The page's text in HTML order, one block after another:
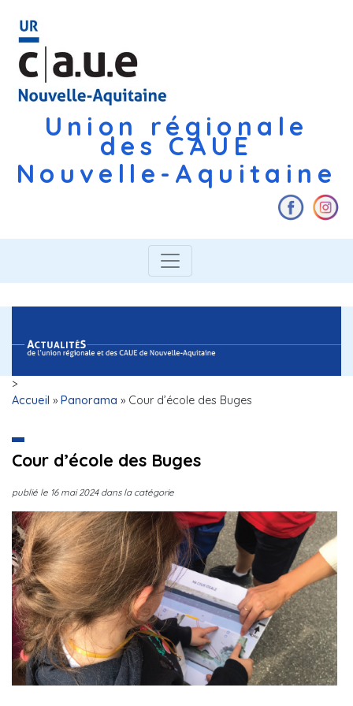
Union régionale
des CAUE
Nouvelle-Aquitaine
>
Accueil » Panorama » Cour d’école des Buges
Cour d’école des Buges
publié le 16 mai 2024dans la catégorie